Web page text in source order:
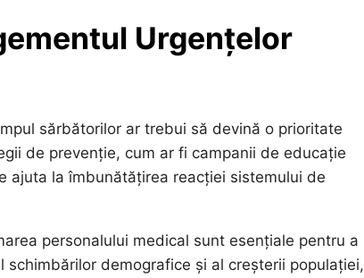
Urgențelor
sărbătorilor ar trebui să devină o prioritate
de prevenție, cum ar fi campanii de educație
ajuta la îmbunătățirea reacției sistemului de
personalului medical sunt esențiale pentru a
demografice și al creșterii populației,